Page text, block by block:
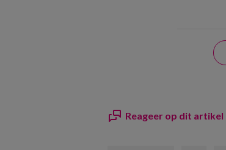
Reageer op dit artikel